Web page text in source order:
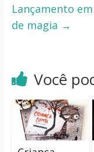
Lançamento
de magia →
Você